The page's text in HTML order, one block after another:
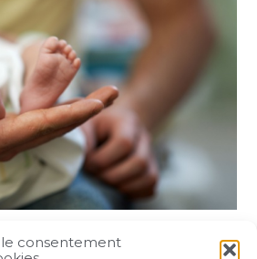
le consentement